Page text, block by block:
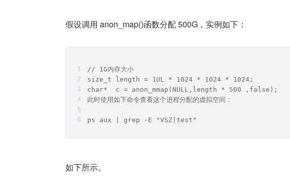
假设调用 anon_map()函数分配 500G，实例如下：
// 1G内存大小
size_t length = 1UL * 1024 * 1024 * 1024;
char*  c = anon_mmap(NULL,length * 500 ,false);
此时使用如下命令查看这个进程分配的虚拟空间：
ps aux | grep -E "VSZ|test"
如下所示。